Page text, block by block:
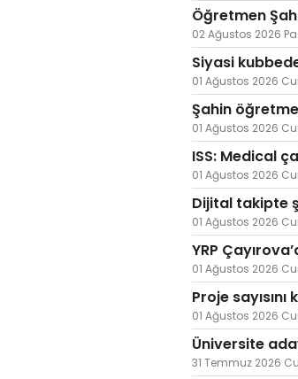
Öğretmen
02 Ağustos 2026
Siyasi
01 Ağustos 2026
Şahin
01 Ağustos 2026
ISS: Medical
01 Ağustos 2026
Dijital takipte
01 Ağustos 2026
YRP
01 Ağustos 2026
Proje
01 Ağustos 2026
Üniversite
31 Temmuz 2026